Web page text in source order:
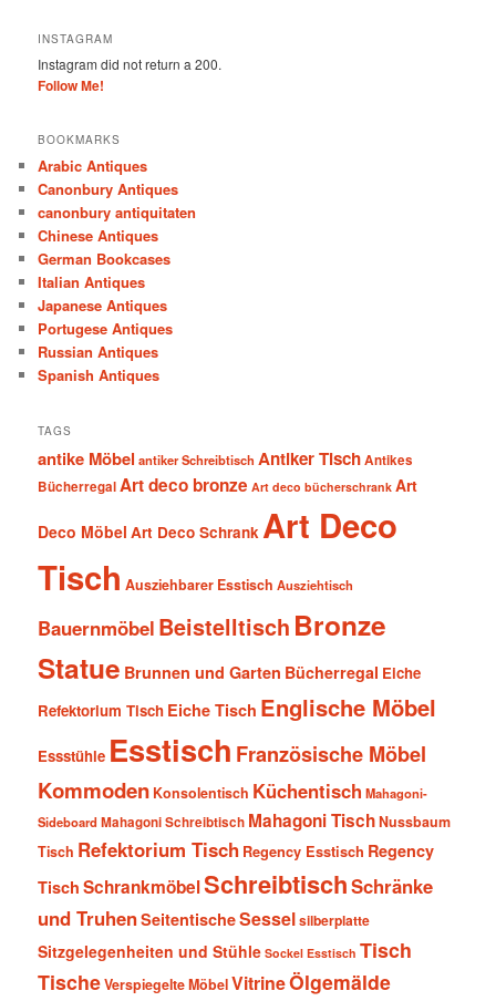
INSTAGRAM
Instagram did not return a 200.
Follow Me!
BOOKMARKS
Arabic Antiques
Canonbury Antiques
canonbury antiquitaten
Chinese Antiques
German Bookcases
Italian Antiques
Japanese Antiques
Portugese Antiques
Russian Antiques
Spanish Antiques
TAGS
antike Möbel antiker Schreibtisch Antiker TischAntikes
BücherregalArt deco bronze Art deco bücherschrank Art
Deco Möbel Art Deco Schrank Art Deco
Tisch Ausziehbarer Esstisch Ausziehtisch
Bauernmöbel Beistelltisch Bronze
Statue Brunnen und Garten Bücherregal Eiche
Refektorium Tisch Eiche Tisch Englische Möbel
Essstühle Esstisch Französische Möbel
Kommoden Konsolentisch Küchentisch Mahagoni-
SideboardMahagoni Schreibtisch Mahagoni TischNussbaum
Tisch Refektorium Tisch Regency Esstisch Regency
Tisch SchrankmöbelSchreibtischSchränke
und TruhenSeitentischeSesselsilberplatte
Sitzgelegenheiten und Stühle Sockel Esstisch Tisch
TischeVerspiegelte MöbelVitrineÖlgemälde